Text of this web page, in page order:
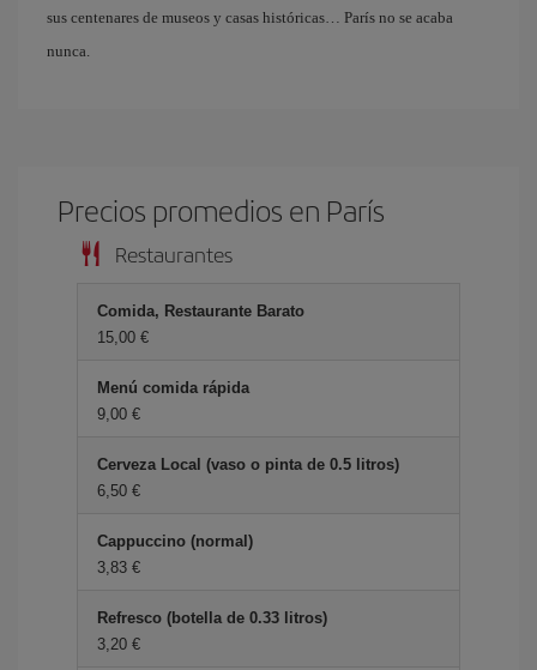
sus centenares de museos y casas históricas… París no se acaba
nunca.
Precios promedios en París
Restaurantes
Comida, Restaurante Barato
15,00 €
Menú comida rápida
9,00 €
Cerveza Local (vaso o pinta de 0.5 litros)
6,50 €
Cappuccino (normal)
3,83 €
Refresco (botella de 0.33 litros)
3,20 €